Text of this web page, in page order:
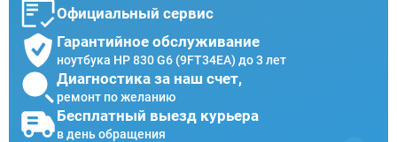
Официальный сервис
Гарантийное обслуживание
ноутбука HP 830 G6 (9FT34EA) до 3 лет
Диагностика за наш счет,
ремонт по желанию
Бесплатный выезд курьера
в день обращения